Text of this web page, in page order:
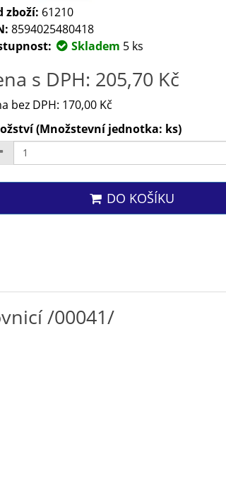
zboží: 61210
8594025480418
Skladem 5 ks
s DPH: 205,70 Kč
bez DPH: 170,00 Kč
(Množstevní jednotka: ks)
DO KOŠÍKU
/00041/